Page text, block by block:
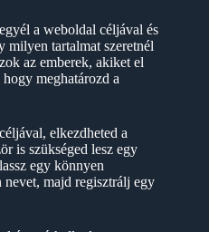
a weboldal céljával és
milyen tartalmat szeretnél
az emberek, akiket el
meghatározd a
elkezdheted a
is szükséged lesz egy
egy könnyen
nevet, majd regisztrálj egy